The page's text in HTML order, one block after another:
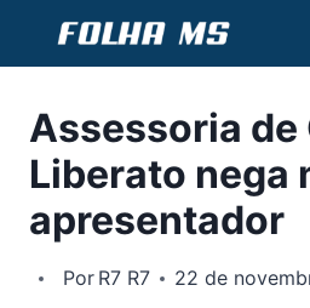
Conteúdo
Assessoria de
Liberato nega
apresentador
Por R7 R7 22 de